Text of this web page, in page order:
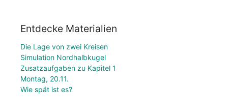
Entdecke Materialien
Die Lage von zwei Kreisen
Simulation Nordhalbkugel
Zusatzaufgaben zu Kapitel 1
Montag, 20.11.
Wie spät ist es?